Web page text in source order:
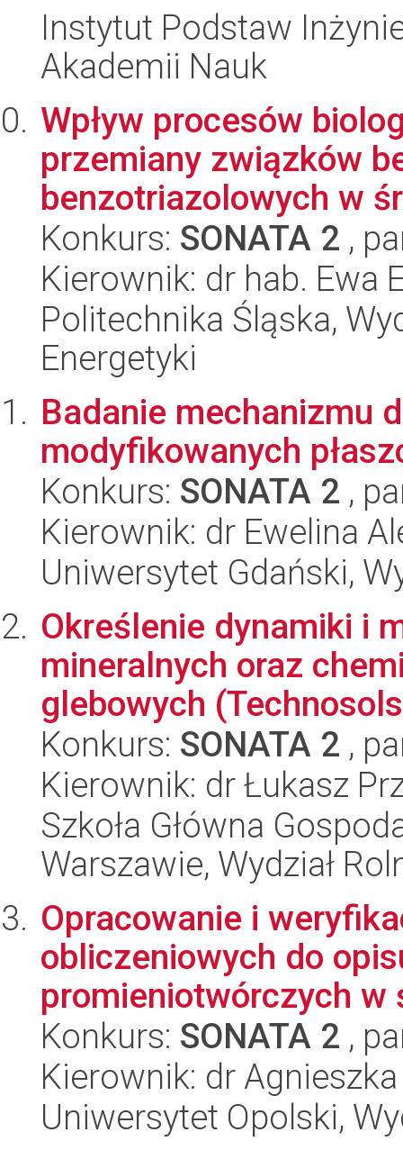
Instytut Podstaw
Akademii Nauk
Wpływ procesów
przemiany związków
benzotriazolowych w
Konkurs: SONATA 2 ,
Kierownik: dr hab. Ewa
Politechnika Śląska,
Energetyki
Badanie mechanizmu
modyfikowanych
Konkurs: SONATA 2 ,
Kierownik: dr Ewelina
Uniwersytet Gdański,
Określenie dynamiki i
mineralnych oraz
glebowych
Konkurs: SONATA 2 ,
Kierownik: dr Łukasz
Szkoła Główna
Warszawie, Wydział
Opracowanie i
obliczeniowych do
promieniotwórczych w
Konkurs: SONATA 2 ,
Kierownik: dr
Uniwersytet Opolski,